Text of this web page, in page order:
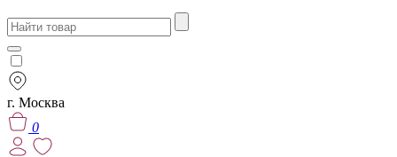
г. Москва
0